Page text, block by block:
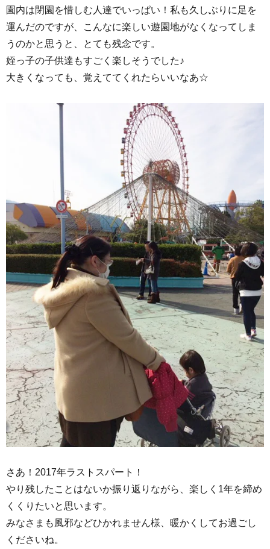
園内は閉園を惜しむ人達でいっぱい！私も久しぶりに足を
運んだのですが、こんなに楽しい遊園地がなくなってしま
うのかと思うと、とても残念です。
姪っ子の子供達もすごく楽しそうでした♪
大きくなっても、覚えててくれたらいいなあ☆
さあ！2017年ラストスパート！
やり残したことはないか振り返りながら、楽しく1年を締め
くくりたいと思います。
みなさまも風邪などひかれません様、暖かくしてお過ごし
くださいね。